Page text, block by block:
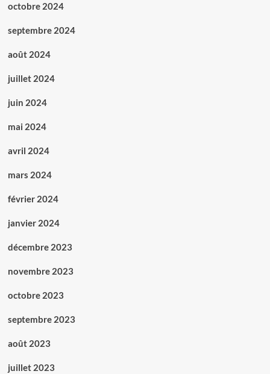
octobre 2024
septembre 2024
août 2024
juillet 2024
juin 2024
mai 2024
avril 2024
mars 2024
février 2024
janvier 2024
décembre 2023
novembre 2023
octobre 2023
septembre 2023
août 2023
juillet 2023